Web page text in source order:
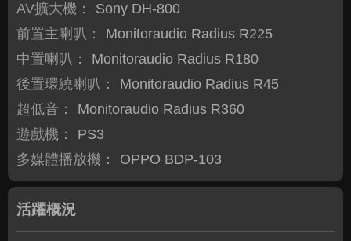
AV擴大機：
Sony DH-800
前置主喇叭：
Monitoraudio Radius R225
中置喇叭：
Monitoraudio Radius R180
後置環繞喇叭：
Monitoraudio Radius R45
超低音：
Monitoraudio Radius R360
遊戲機：
PS3
多媒體播放機：
OPPO BDP-103
活躍概況